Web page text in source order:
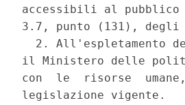
accessibili al pubblico
3.7, punto (131), degli
2. All'espletamento
il Ministero delle
con  le  risorse
legislazione vigente.